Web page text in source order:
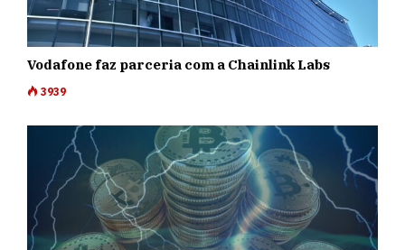
Vodafone faz parceria com a Chainlink Labs
3939